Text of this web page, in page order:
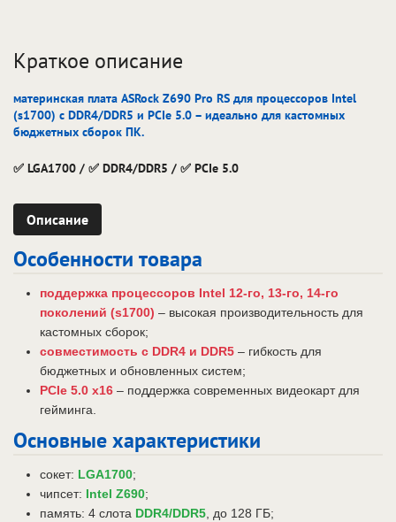
Краткое описание
материнская плата ASRock Z690 Pro RS для процессоров Intel
(s1700) с DDR4/DDR5 и PCIe 5.0 – идеально для кастомных
бюджетных сборок ПК.
✅ LGA1700 / ✅ DDR4/DDR5 / ✅ PCIe 5.0
Описание
Особенности товара
поддержка процессоров Intel 12-го, 13-го, 14-го
поколений (s1700) – высокая производительность для
кастомных сборок;
совместимость с DDR4 и DDR5 – гибкость для
бюджетных и обновленных систем;
PCIe 5.0 x16 – поддержка современных видеокарт для
гейминга.
Основные характеристики
сокет: LGA1700;
чипсет: Intel Z690;
память: 4 слота DDR4/DDR5 , до 128 ГБ;